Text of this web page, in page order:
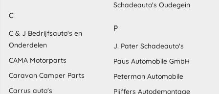
C
C & J Bedrijfsauto's en
Onderdelen
CAMA Motorparts
Caravan Camper Parts
Carrus auto's
Schadeauto's Oudegein
P
J. Pater Schadeauto's
Paus Automobile GmbH
Peterman Automobile
Pijffers Autodemontage